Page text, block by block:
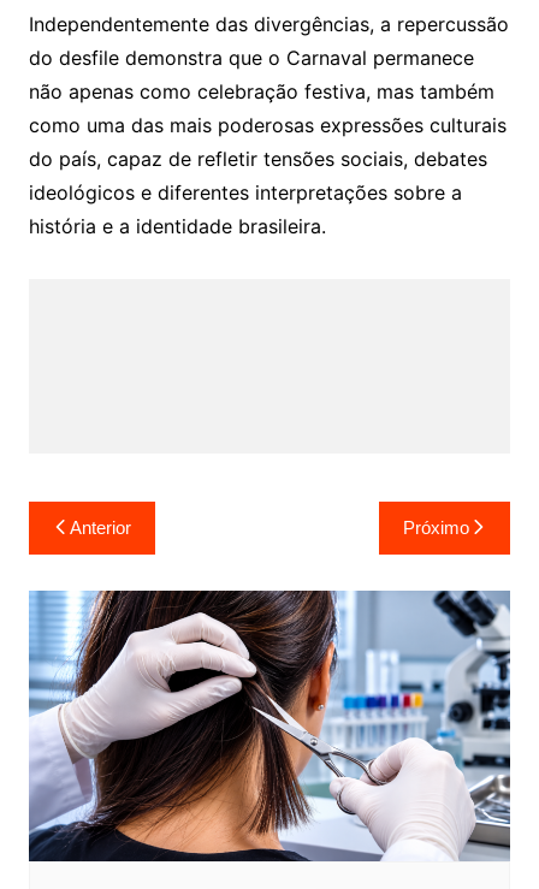
Independentemente das divergências, a repercussão
do desfile demonstra que o Carnaval permanece
não apenas como celebração festiva, mas também
como uma das mais poderosas expressões culturais
do país, capaz de refletir tensões sociais, debates
ideológicos e diferentes interpretações sobre a
história e a identidade brasileira.
Navegação
de
Post
Anterior Próximo